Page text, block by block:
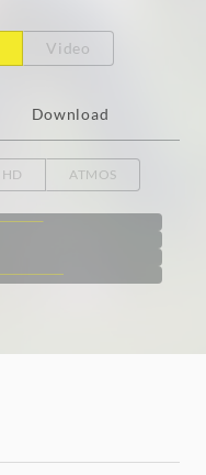
Video
Download
HD ATMOS